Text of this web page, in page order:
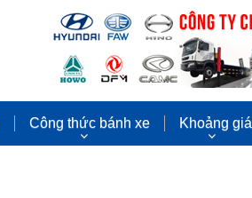
Công thức bánh xe Khoảng giá